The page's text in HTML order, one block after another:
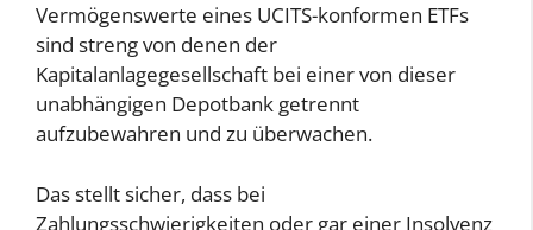
Vermögenswerte eines UCITS-konformen ETFs
sind streng von denen der
Kapitalanlagegesellschaft bei einer von dieser
unabhängigen Depotbank getrennt
aufzubewahren und zu überwachen.
Das stellt sicher, dass bei
Zahlungsschwierigkeiten oder gar einer Insolvenz